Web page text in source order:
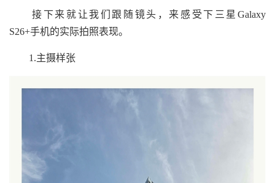
接下来就让我们跟随镜头，来感受下三星Galaxy
S26+手机的实际拍照表现。
1.主摄样张